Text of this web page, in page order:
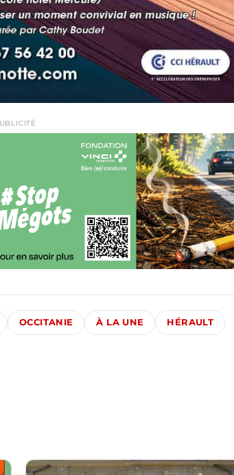
OCCITANIE À LA UNE HÉRAULT